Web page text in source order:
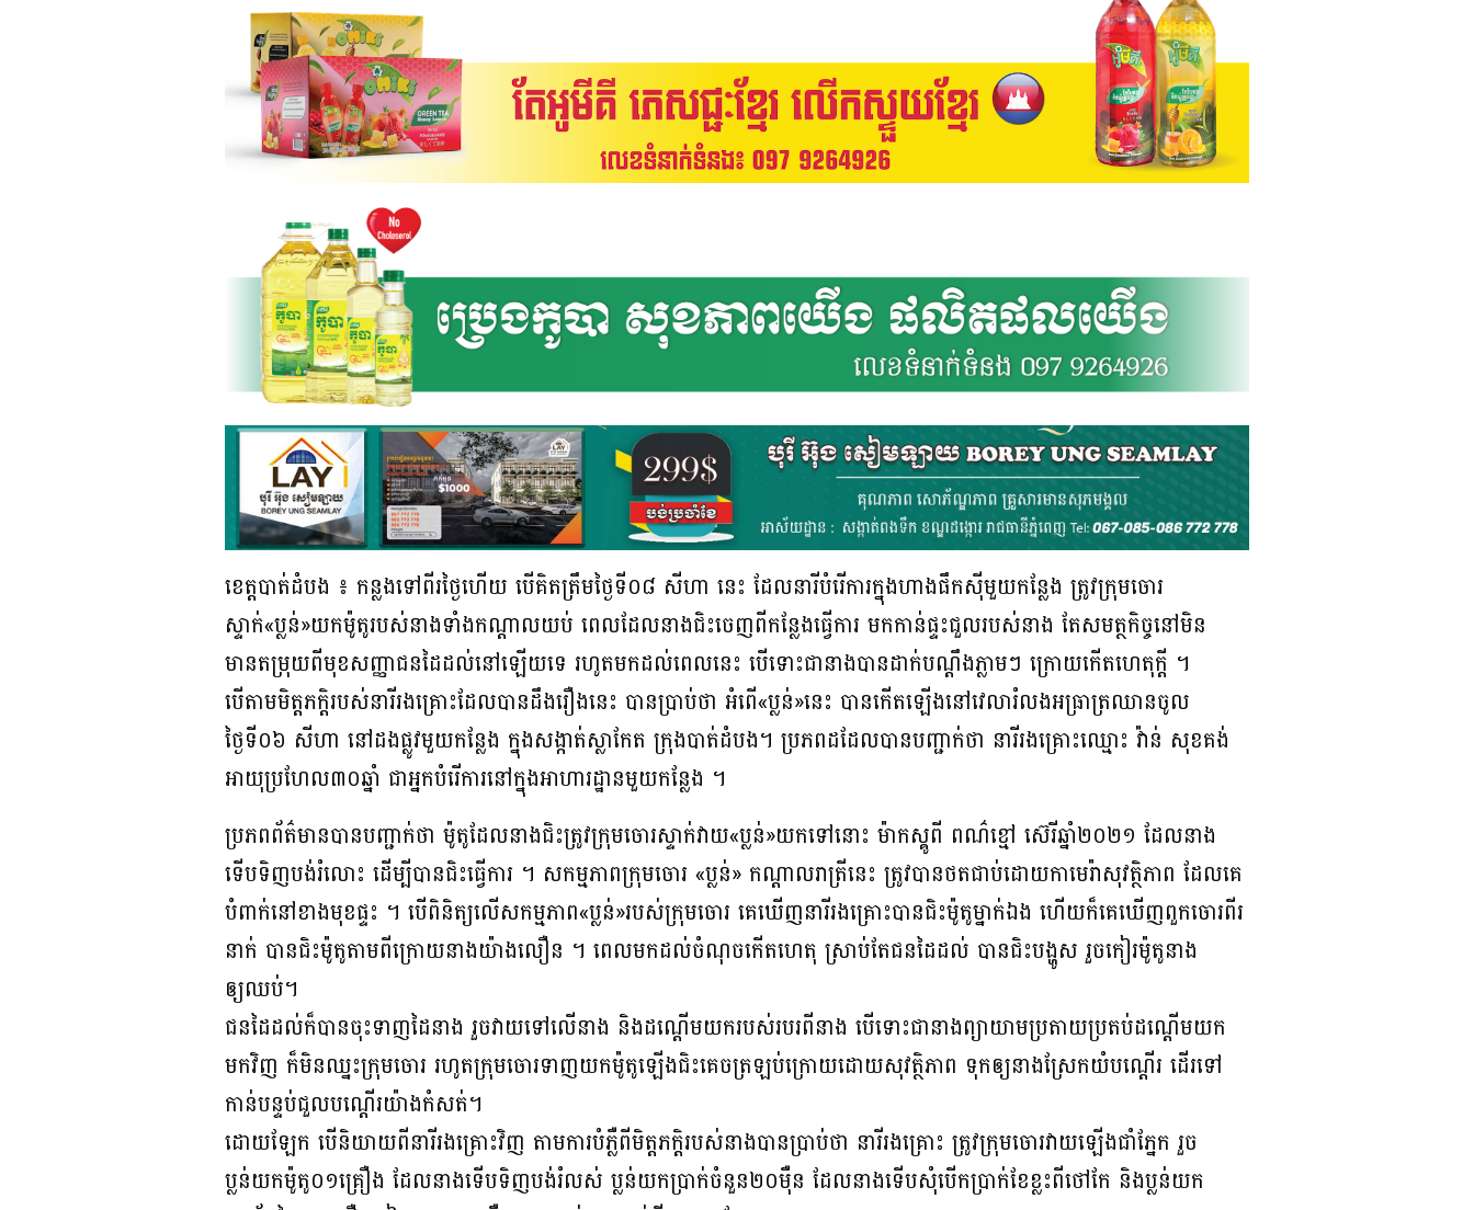
ខេត្តបាត់ដំបង ៖ កន្លងទៅពីរថ្ងៃហើយ បើគិតត្រឹមថ្ងៃទី០៨ សីហា នេះ ដែលនារីបំរើការក្នុងហាងផឹកស៊ីមួយកន្លែង ត្រូវក្រុមចោរ
ស្ទាក់«ប្លន់»យកម៉ូតូរបស់នាងទាំងកណ្ដាលយប់ ពេលដែលនាងជិះចេញពីកន្លែងធ្វើការ មកកាន់ផ្ទះជួលរបស់នាង តែសមត្ថកិច្ចនៅមិន
មានតម្រុយពីមុខសញ្ញាជនដៃដល់នៅឡើយទេ រហូតមកដល់ពេលនេះ បើទោះជានាងបានដាក់បណ្ដឹងភ្លាមៗ ក្រោយកើតហេតុក្ដី ។
បើតាមមិត្តភក្ដិរបស់នារីរងគ្រោះដែលបានដឹងរឿងនេះ បានប្រាប់ថា អំពើ«ប្លន់»នេះ បានកើតឡើងនៅវេលារំលងអធ្រាត្រឈានចូល
ថ្ងៃទី០៦ សីហា នៅដងផ្លូវមួយកន្លែង ក្នុងសង្កាត់ស្លាកែត ក្រុងបាត់ដំបង។ ប្រភពដដែលបានបញ្ជាក់ថា នារីរងគ្រោះឈ្មោះ វ៉ាន់ សុខគង់
អាយុប្រហែល៣០ឆ្នាំ ជាអ្នកបំរើការនៅក្នុងអាហារដ្ឋានមួយកន្លែង ។
ប្រភពព័ត៌មានបានបញ្ជាក់ថា ម៉ូតូដែលនាងជិះត្រូវក្រុមចោរស្ទាក់វាយ«ប្លន់»យកទៅនោះ ម៉ាកស្គូពី ពណ៌ខ្មៅ ស៊េរីឆ្នាំ២០២១ ដែលនាង
ទើបទិញបង់រំលោះ ដើម្បីបានជិះធ្វើការ ។ សកម្មភាពក្រុមចោរ «ប្លន់» កណ្ដាលរាត្រីនេះ ត្រូវបានថតជាប់ដោយកាមេរ៉ាសុវត្ថិភាព ដែលគេ
បំពាក់នៅខាងមុខផ្ទះ ។ បើពិនិត្យលើសកម្មភាព«ប្លន់»របស់ក្រុមចោរ គេឃើញនារីរងគ្រោះបានជិះម៉ូតូម្នាក់ឯង ហើយក៏គេឃើញពួកចោរពីរ
នាក់ បានជិះម៉ូតូតាមពីក្រោយនាងយ៉ាងលឿន ។ ពេលមកដល់ចំណុចកើតហេតុ ស្រាប់តែជនដៃដល់ បានជិះបង្ហូស រួចកៀរម៉ូតូនាង
ឲ្យឈប់។
ជនដៃដល់ក៏បានចុះទាញដៃនាង រួចវាយទៅលើនាង និងដណ្ដើមយករបស់របរពីនាង បើទោះជានាងព្យាយាមប្រតាយប្រតប់ដណ្ដើមយក
មកវិញ ក៏មិនឈ្នះក្រុមចោរ រហូតក្រុមចោរទាញយកម៉ូតូឡើងជិះគេចត្រឡប់ក្រោយដោយសុវត្ថិភាព ទុកឲ្យនាងស្រែកយំបណ្ដើរ ដើរទៅ
កាន់បន្ទប់ជួលបណ្ដើរយ៉ាងកំសត់។
ដោយឡែក បើនិយាយពីនារីរងគ្រោះវិញ តាមការបំភ្លឺពីមិត្តភក្ដិរបស់នាងបានប្រាប់ថា នារីរងគ្រោះ ត្រូវក្រុមចោរវាយឡើងជាំភ្នែក រួច
ប្លន់យកម៉ូតូ០១គ្រឿង ដែលនាងទើបទិញបង់រំលស់ ប្លន់យកប្រាក់ចំនួន២០ម៉ឺន ដែលនាងទើបសុំបើកប្រាក់ខែខ្លះពីថៅកែ និងប្លន់យក